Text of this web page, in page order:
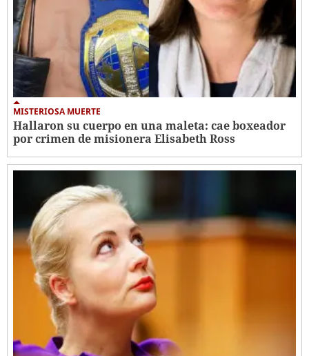
MISTERIOSA MUERTE
Hallaron su cuerpo en una maleta: cae boxeador
por crimen de misionera Elisabeth Ross